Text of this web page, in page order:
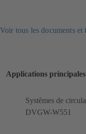
Voir tous les documents et
Applications principales
Systèmes de
DVGW-W551